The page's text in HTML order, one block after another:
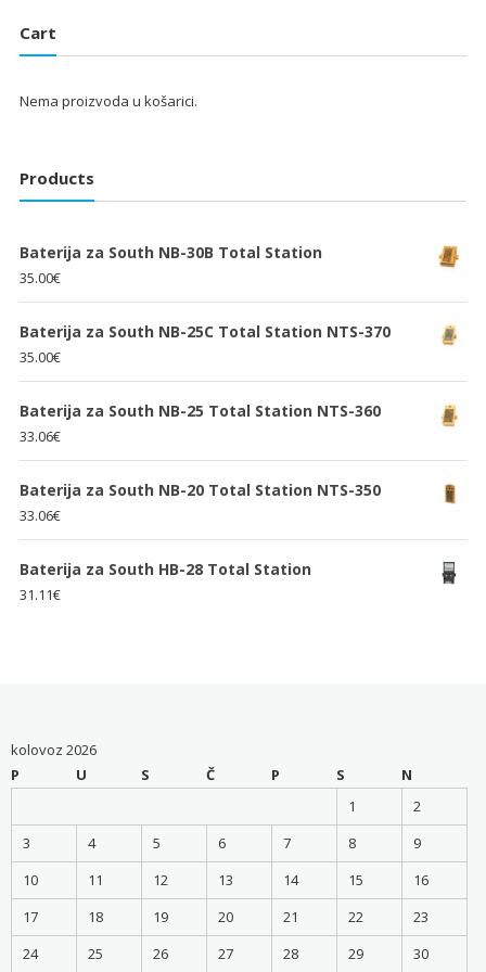
38.00€.
38.00€.
Cart
Nema proizvoda u košarici.
Products
Baterija za South NB-30B Total Station
35.00€
Baterija za South NB-25C Total Station NTS-370
35.00€
Baterija za South NB-25 Total Station NTS-360
33.06€
Baterija za South NB-20 Total Station NTS-350
33.06€
Baterija za South HB-28 Total Station
31.11€
kolovoz 2026
P
U S Č P S
N
1
2
3
4 5 6 7 8
9
10
11 12 13 14 15
16
17
18 19 20 21 22
23
24
25 26 27 28 29 30